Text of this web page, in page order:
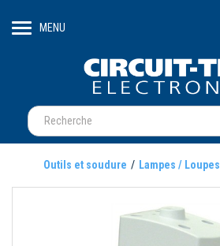
MENU
Outils et soudure Lampes / Loupes